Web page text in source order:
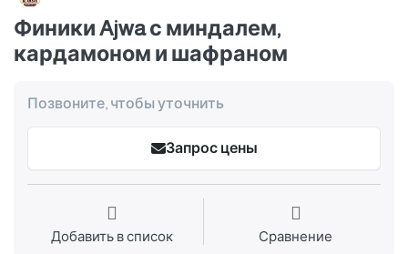
Финики Ajwa с миндалем,
кардамоном и шафраном
Позвоните, чтобы уточнить
Запрос цены
Добавить в список Сравнение